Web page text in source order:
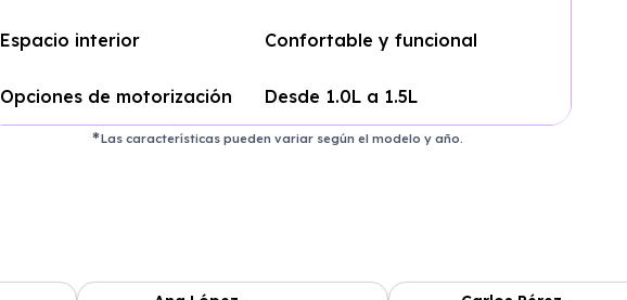
Espacio interior Confortable y funcional
Opciones de motorización Desde 1.0L a 1.5L
Las características pueden variar según el modelo y año.